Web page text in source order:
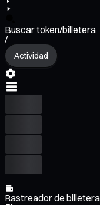
Buscar token/billetera
/
Actividad
Rastreador de